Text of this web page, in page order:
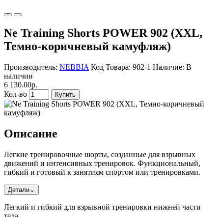
Ne Training Shorts POWER 902 (XXL,
Темно-коричневый камуфляж)
Производитель: NEBBIA Код Товара: 902-1 Наличие: В
наличии
6 130.00р.
Кол-во
Купить
Описание
Легкие тренировочные шорты, созданные для взрывных
движений и интенсивных тренировок. Функциональный,
гибкий и готовый к занятиям спортом или тренировками.
Детали⌄
Легкий и гибкий для взрывной тренировки нижней части